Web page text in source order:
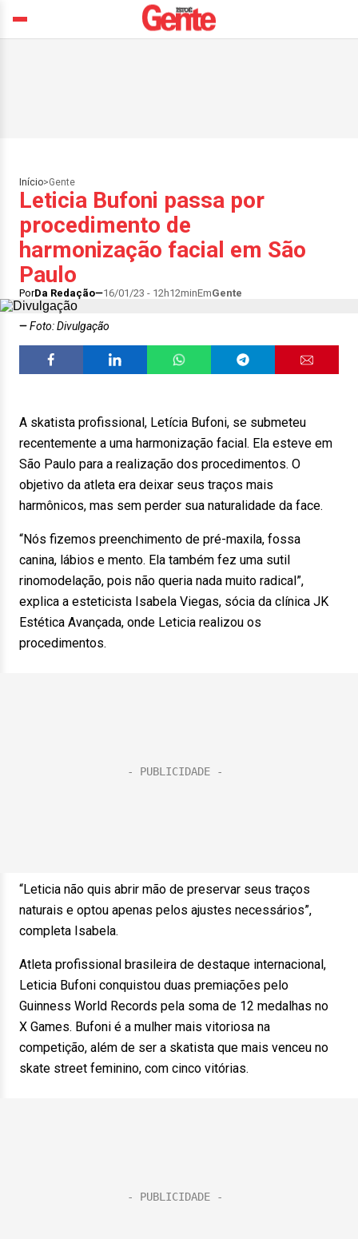
Início>Gente
Leticia Bufoni passa por
procedimento de
harmonização facial em São
Paulo
PorDa Redação 16/01/23 - 12h12minEmGente
Foto: Divulgação
A skatista profissional, Letícia Bufoni, se submeteu
recentemente a uma harmonização facial. Ela esteve em
São Paulo para a realização dos procedimentos. O
objetivo da atleta era deixar seus traços mais
harmônicos, mas sem perder sua naturalidade da face.
“Nós fizemos preenchimento de pré-maxila, fossa
canina, lábios e mento. Ela também fez uma sutil
rinomodelação, pois não queria nada muito radical”,
explica a esteticista Isabela Viegas, sócia da clínica JK
Estética Avançada, onde Leticia realizou os
procedimentos.
“Leticia não quis abrir mão de preservar seus traços
naturais e optou apenas pelos ajustes necessários”,
completa Isabela.
Atleta profissional brasileira de destaque internacional,
Leticia Bufoni conquistou duas premiações pelo
Guinness World Records pela soma de 12 medalhas no
X Games. Bufoni é a mulher mais vitoriosa na
competição, além de ser a skatista que mais venceu no
skate street feminino, com cinco vitórias.